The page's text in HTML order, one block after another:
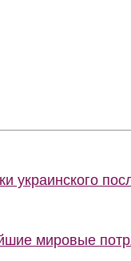
украинского
мировые